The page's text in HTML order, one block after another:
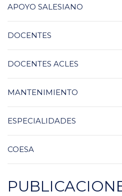
APOYO SALESIANO
DOCENTES
DOCENTES ACLES
MANTENIMIENTO
ESPECIALIDADES
COESA